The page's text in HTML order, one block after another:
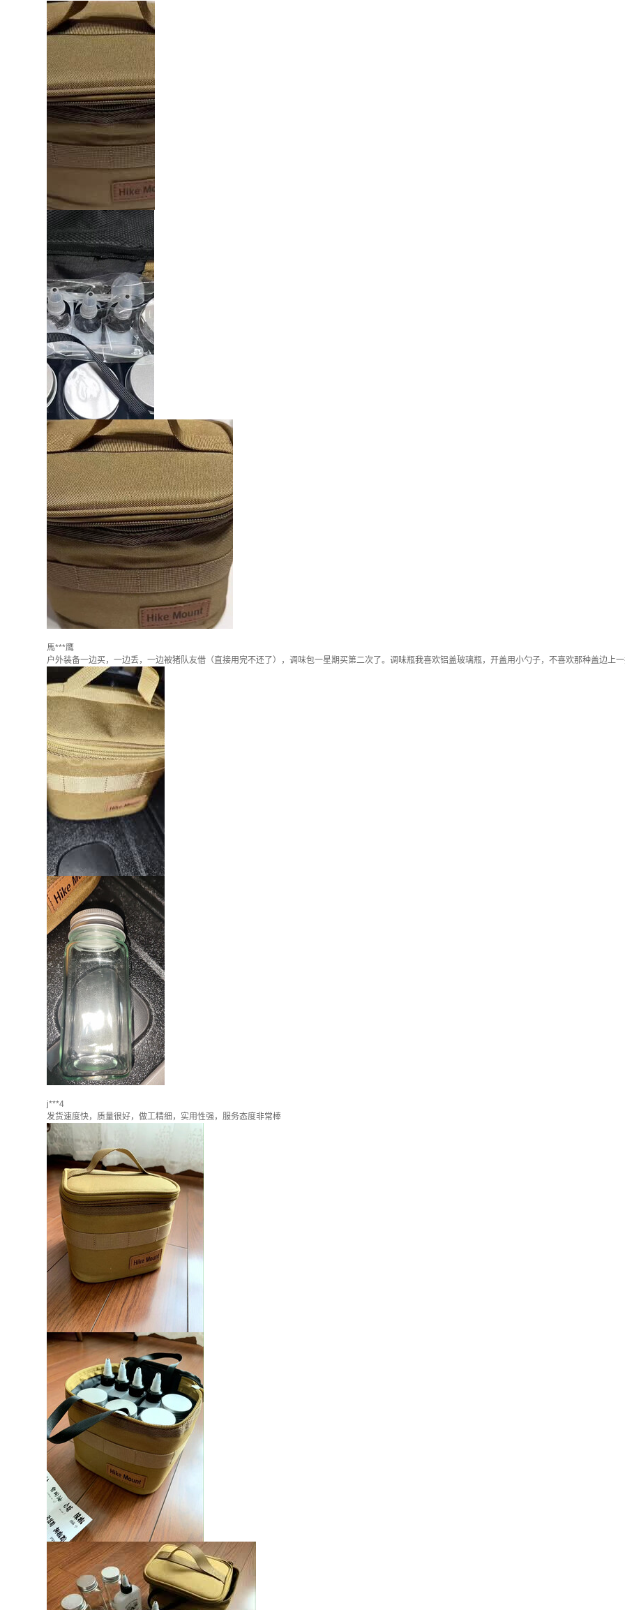
馬***鹰
户外装备一边买，一边丢，一边被猪队友借（直接用完不还了），调味包一星期买第二次了。调味瓶我喜欢铝盖玻璃瓶，开盖用小勺子，不喜欢那种盖边上
j***4
发货速度快，质量很好，做工精细，实用性强，服务态度非常棒